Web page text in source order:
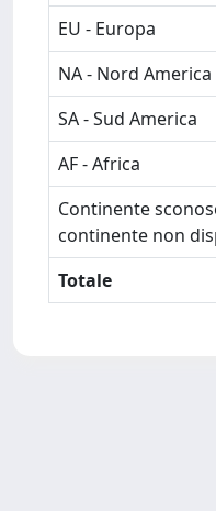
EU - Europa
NA - Nord America
SA - Sud America
AF - Africa
Continente
continente non
Totale